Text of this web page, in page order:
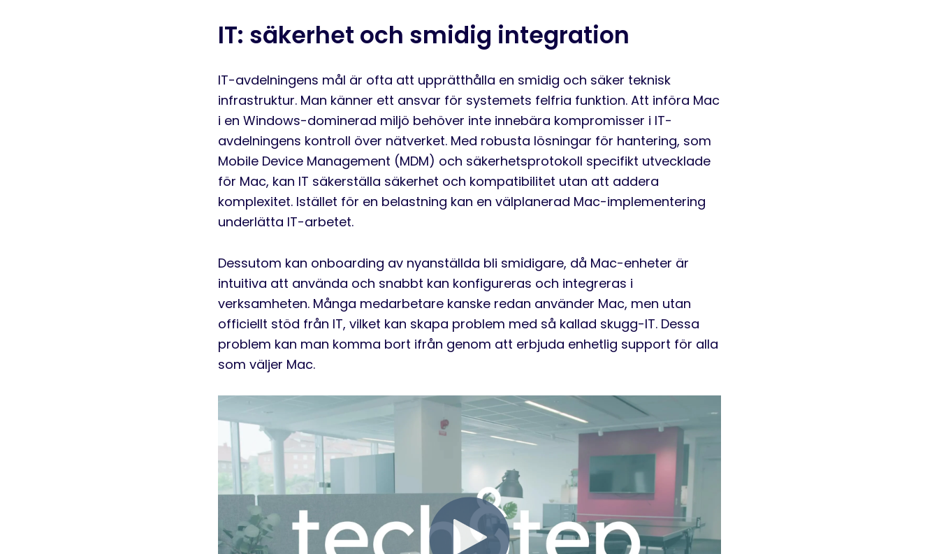
IT: säkerhet och smidig integration
IT-avdelningens mål är ofta att upprätthålla en smidig och säker teknisk
infrastruktur. Man känner ett ansvar för systemets felfria funktion. Att införa Mac
i en Windows-dominerad miljö behöver inte innebära kompromisser i IT-
avdelningens kontroll över nätverket. Med robusta lösningar för hantering, som
Mobile Device Management (MDM) och säkerhetsprotokoll specifikt utvecklade
för Mac, kan IT säkerställa säkerhet och kompatibilitet utan att addera
komplexitet. Istället för en belastning kan en välplanerad Mac-implementering
underlätta IT-arbetet.
Dessutom kan onboarding av nyanställda bli smidigare, då Mac-enheter är
intuitiva att använda och snabbt kan konfigureras och integreras i
verksamheten. Många medarbetare kanske redan använder Mac, men utan
officiellt stöd från IT, vilket kan skapa problem med så kallad skugg-IT. Dessa
problem kan man komma bort ifrån genom att erbjuda enhetlig support för alla
som väljer Mac.